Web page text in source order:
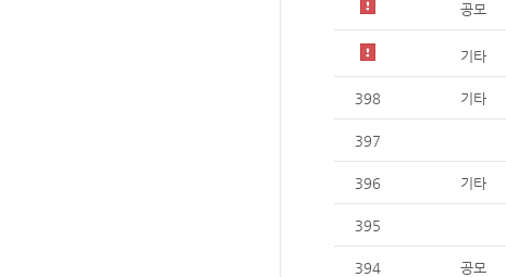
공모
기타
398 기타
397
396 기타
395
394 공모